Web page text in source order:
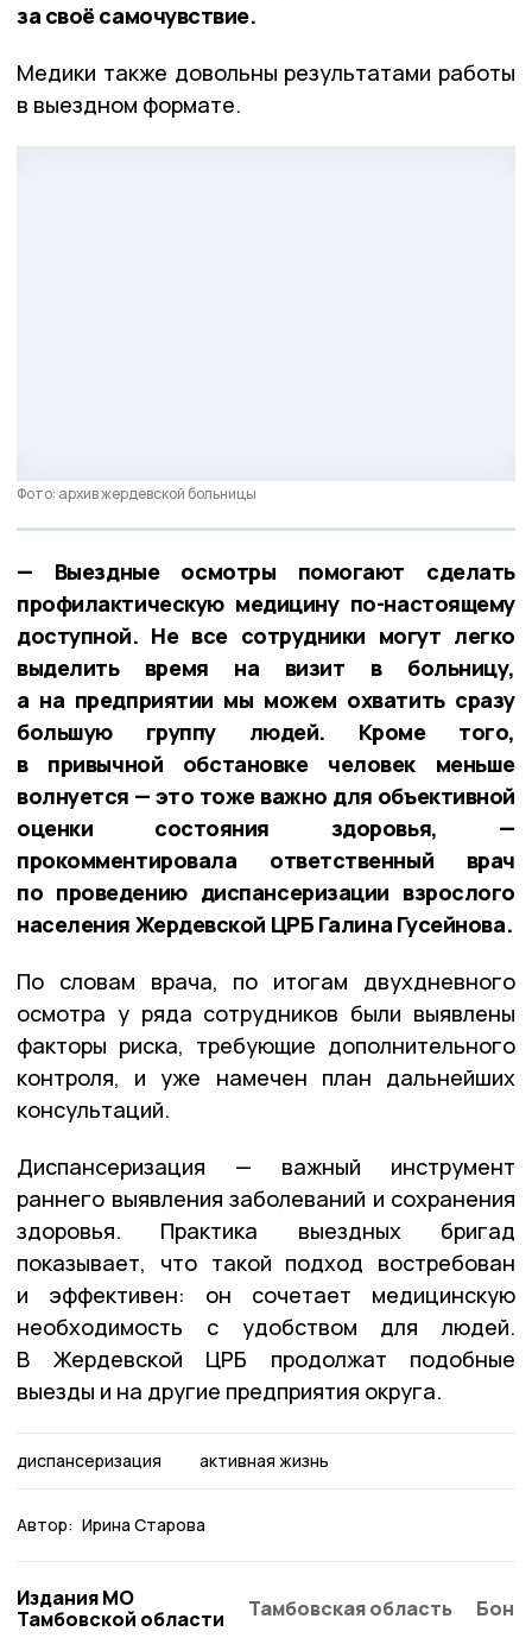
за своё самочувствие.
Медики также довольны результатами работы
в выездном формате.
Фото: архив жердевской больницы
— Выездные осмотры помогают сделать
профилактическую медицину по-настоящему
доступной. Не все сотрудники могут легко
выделить время на визит в больницу,
а на предприятии мы можем охватить сразу
большую группу людей. Кроме того,
в привычной обстановке человек меньше
волнуется — это тоже важно для объективной
оценки состояния здоровья, —
прокомментировала ответственный врач
по проведению диспансеризации взрослого
населения Жердевской ЦРБ Галина Гусейнова.
По словам врача, по итогам двухдневного
осмотра у ряда сотрудников были выявлены
факторы риска, требующие дополнительного
контроля, и уже намечен план дальнейших
консультаций.
Диспансеризация — важный инструмент
раннего выявления заболеваний и сохранения
здоровья. Практика выездных бригад
показывает, что такой подход востребован
и эффективен: он сочетает медицинскую
необходимость с удобством для людей.
В Жердевской ЦРБ продолжат подобные
выезды и на другие предприятия округа.
диспансеризация активная жизнь
Автор: Ирина Старова
Издания МО
Тамбовской области
Тамбовская область